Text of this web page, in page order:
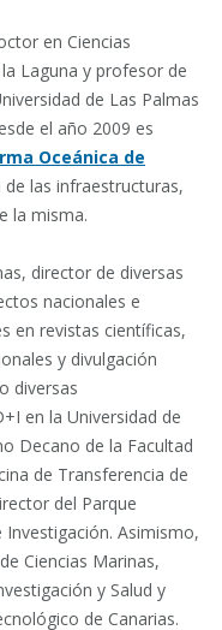
en Ciencias
Laguna y profesor de
de Las Palmas
el año 2009 es
Oceánica de
las infraestructuras,
la misma.
director de diversas
nacionales e
en revistas científicas,
y divulgación
diversas
en la Universidad de
Decano de la Facultad
de Transferencia de
del Parque
Asimismo,
Ciencias Marinas,
y Salud y
de Canarias.